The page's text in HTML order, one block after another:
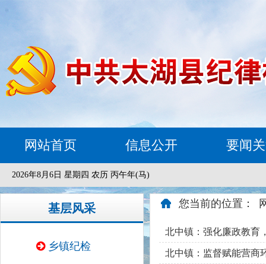
网站首页 信息公开 要闻
2026年8月6日 星期四 农历 丙午年(马)
基层风采
乡镇纪检
您当前的位置：
北中镇：强化廉政教育
北中镇：监督赋能营商